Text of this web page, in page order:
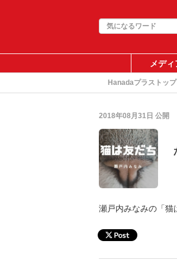
メディ
Hanadaプラストップ
2018年08月31日 公開
瀬戸内みなみの「猫